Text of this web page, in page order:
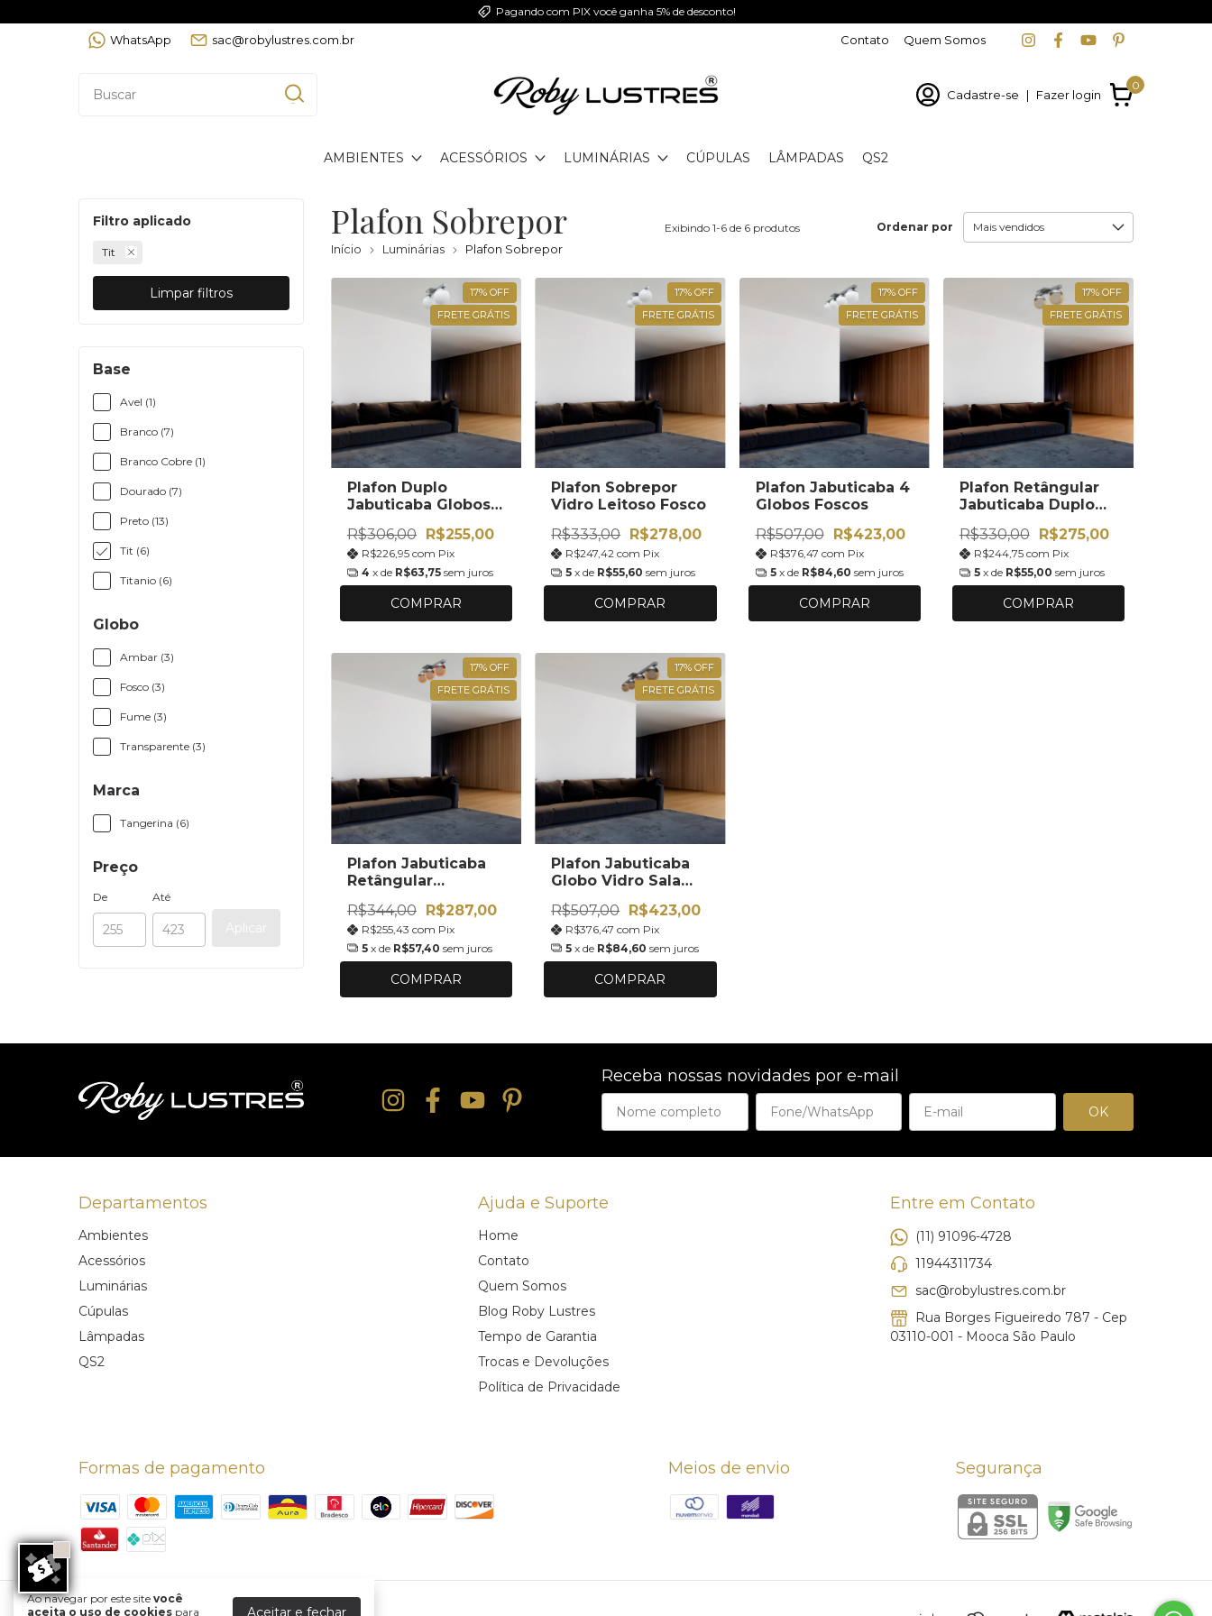
Pagando com PIX você ganha 5% de desconto!
WhatsApp sac@robylustres.com.br Contato Quem Somos
Cadastre-se | Fazer login
0
AMBIENTES ACESSÓRIOS LUMINÁRIAS CÚPULAS LÂMPADAS QS2
Ao navegar por este site você
aceita o uso de cookies para Aceitar e fechar
Filtro aplicado
Tit
Limpar filtros
Base
Avel (1)
Branco (7)
Branco Cobre (1)
Dourado (7)
Preto (13)
Tit (6)
Titanio (6)
Globo
Ambar (3)
Fosco (3)
Fume (3)
Transparente (3)
Marca
Tangerina (6)
Preço
De Até
Aplicar
Plafon Sobrepor
Início Luminárias Plafon Sobrepor
Exibindo 1-6 de 6 produtos Ordenar por
17%OFF
FRETE GRÁTIS
Plafon Duplo
Jabuticaba Globos
R$306,00 R$255,00
R$226,95 com Pix
4 x de R$63,75 sem juros
COMPRAR
17% OFF
FRETE GRÁTIS
Plafon Sobrepor
Vidro Leitoso Fosco
R$333,00
R$278,00
R$247,42com Pix
5 x de R$55,60 sem juros
COMPRAR
17% OFF
FRETE GRÁTIS
Plafon Jabuticaba 4
Globos Foscos
R$507,00
R$423,00
R$376,47 com Pix
5 x de R$84,60 sem juros
COMPRAR
17% OFF
FRETE GRÁTIS
Plafon Retângular
Jabuticaba Duplo
R$330,00 R$275,00
R$244,75 com Pix
5 x de R$55,00 sem juros
COMPRAR
17%OFF
FRETE GRÁTIS
Plafon Jabuticaba
Retângular
R$344,00 R$287,00
R$255,43 com Pix
5 x de R$57,40 sem juros
COMPRAR
17% OFF
FRETE GRÁTIS
Plafon Jabuticaba
Globo Vidro Sala
R$507,00 R$423,00
R$376,47com Pix
5 x de R$84,60 sem juros
COMPRAR
Receba nossas novidades por e-mail
Departamentos
Ambientes
Acessórios
Luminárias
Cúpulas
Lâmpadas
QS2
Ajuda e Suporte
Home
Contato
Quem Somos
Blog Roby Lustres
Tempo de Garantia
Trocas e Devoluções
Política de Privacidade
Entre em Contato
(11) 91096-4728
11944311734
sac@robylustres.com.br
Rua Borges Figueiredo 787 - Cep
03110-001 - Mooca São Paulo
Formas de pagamento Meios de envio Segurança
Plafon Sobrepor- Roby Lustres